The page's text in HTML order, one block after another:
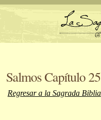
Salmos Capítulo
Regresar a la Sagrada Biblia